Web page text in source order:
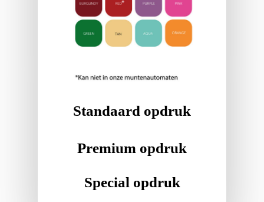
Standaard opdruk
Premium opdruk
Special opdruk